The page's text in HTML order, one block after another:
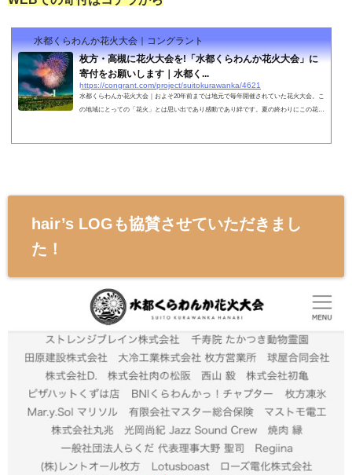
水都くらわんか花火大会｜コングラント
枚方・高槻に花火大会を!「水都くらわんか花火大会」に
寄付をお願いします｜水都く...
https://congrant.com/project/suitokurawanka/4621
水都くらわんか花火大会｜およそ20年前までは地元で毎年開催されていた花火大会。こ
の地域にとっての「花火」とは思い出であり感動であり絆です。夏の終わりにこの花火
hair’s LOGも協賛させていただきまし
た！